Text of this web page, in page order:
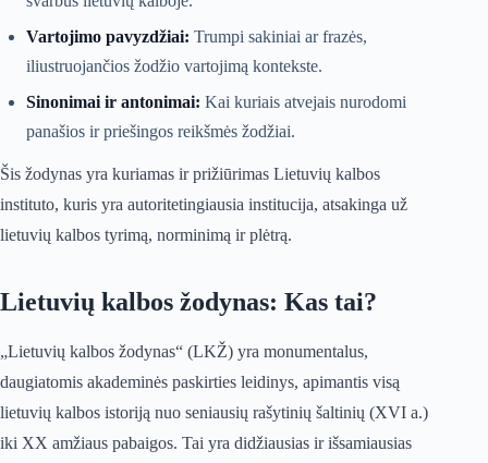
Vartojimo pavyzdžiai: Trumpi sakiniai ar frazės,
iliustruojančios žodžio vartojimą kontekste.
Sinonimai ir antonimai: Kai kuriais atvejais nurodomi
panašios ir priešingos reikšmės žodžiai.
Šis žodynas yra kuriamas ir prižiūrimas Lietuvių kalbos
instituto, kuris yra autoritetingiausia institucija, atsakinga už
lietuvių kalbos tyrimą, norminimą ir plėtrą.
Lietuvių kalbos žodynas: Kas tai?
„Lietuvių kalbos žodynas“ (LKŽ) yra monumentalus,
daugiatomis akademinės paskirties leidinys, apimantis visą
lietuvių kalbos istoriją nuo seniausių rašytinių šaltinių (XVI a.)
iki XX amžiaus pabaigos. Tai yra didžiausias ir išsamiausias